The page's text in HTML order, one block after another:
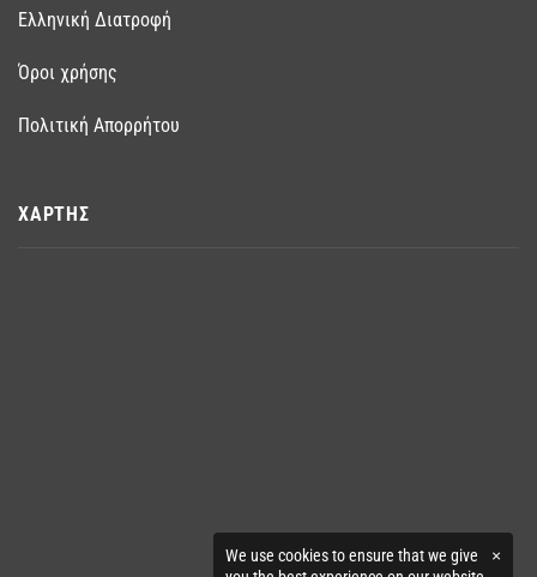
Ελληνική Διατροφή
Όροι χρήσης
Πολιτική Απορρήτου
ΧΑΡΤΗΣ
×
We use cookies to ensure that we give